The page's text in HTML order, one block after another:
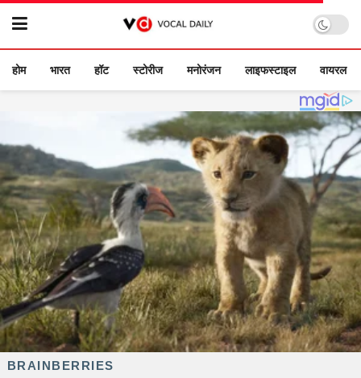
होम भारत हॉट स्टोरीज मनोरंजन लाइफस्टाइल वायरल